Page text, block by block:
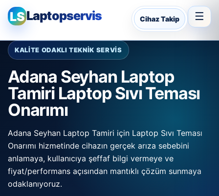
LSLaptopservis Cihaz Takip ☰
KALİTE ODAKLI TEKNİK SERVİS
Adana Seyhan Laptop
Tamiri Laptop Sıvı Teması
Onarımı
Adana Seyhan Laptop Tamiri için Laptop Sıvı Teması
Onarımı hizmetinde cihazın gerçek arıza sebebini
anlamaya, kullanıcıya şeffaf bilgi vermeye ve
fiyat/performans açısından mantıklı çözüm sunmaya
odaklanıyoruz.